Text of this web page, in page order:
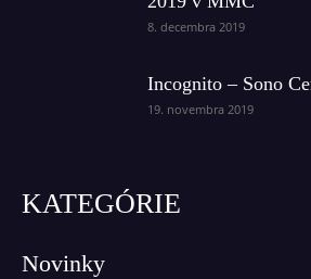
8. decembra 2019
Incognito – Sono
19. novembra 2019
KATEGÓRIE
Novinky